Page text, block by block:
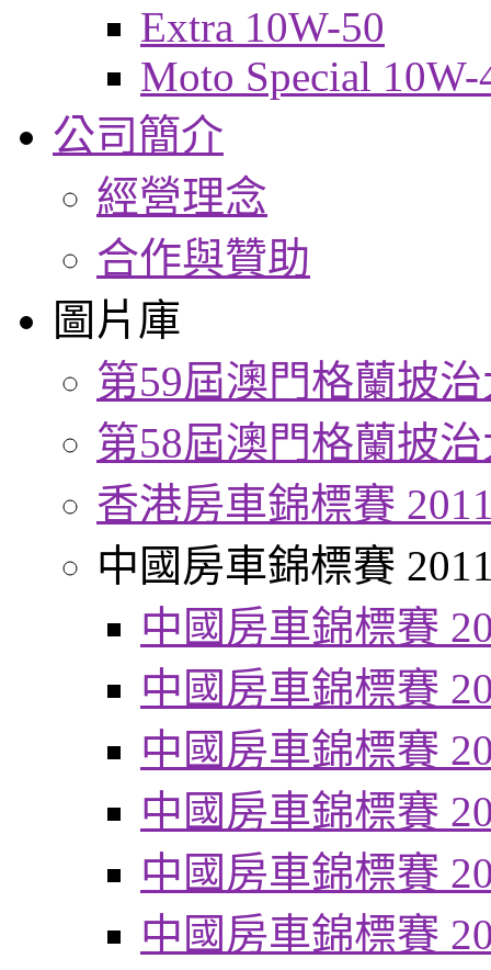
Extra 10W-50
Moto Special 10W-
公司簡介
經營理念
合作與贊助
圖片庫
第59屆澳門格蘭披
第58屆澳門格蘭披
香港房車錦標賽
中國房車錦標賽
中國房車錦標賽
中國房車錦標賽
中國房車錦標賽
中國房車錦標賽
中國房車錦標賽
中國房車錦標賽